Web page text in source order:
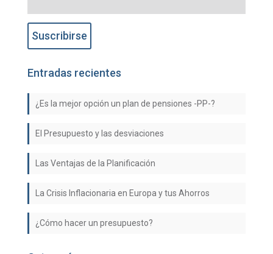
Entradas recientes
¿Es la mejor opción un plan de pensiones -PP-?
El Presupuesto y las desviaciones
Las Ventajas de la Planificación
La Crisis Inflacionaria en Europa y tus Ahorros
¿Cómo hacer un presupuesto?